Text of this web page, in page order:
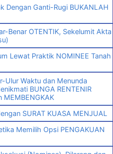
Dengan Ganti-Rugi BUKANLAH
Benar OTENTIK, Sekelumit Akta
Lewat Praktik NOMINEE Tanah
Ulur Waktu dan Menunda
BUNGA RENTENIR
MEMBENGKAK
SURAT KUASA MENJUAL
Memilih Opsi PENGAKUAN